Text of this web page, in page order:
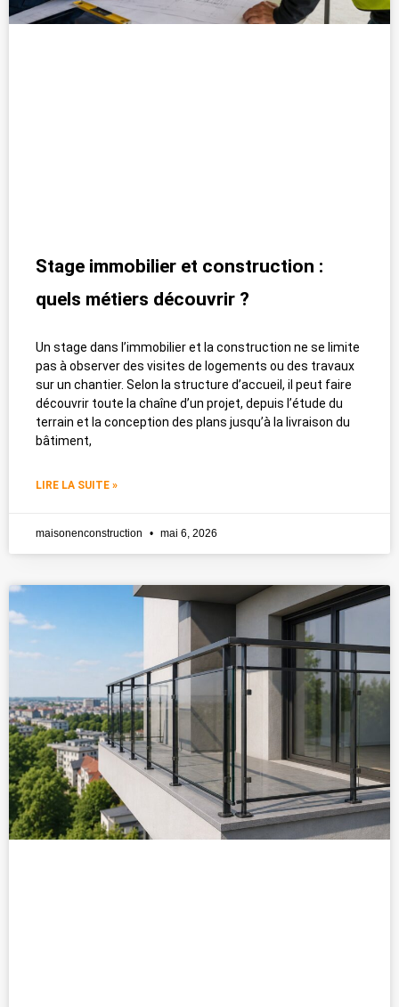
Stage immobilier et construction :
quels métiers découvrir ?
Un stage dans l’immobilier et la construction ne se limite
pas à observer des visites de logements ou des travaux
sur un chantier. Selon la structure d’accueil, il peut faire
découvrir toute la chaîne d’un projet, depuis l’étude du
terrain et la conception des plans jusqu’à la livraison du
bâtiment,
LIRE LA SUITE »
maisonenconstruction mai 6, 2026